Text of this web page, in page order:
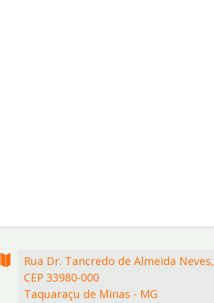
Rua Dr. Tancredo de Almeida Neves,
CEP 33980-000
Taquaraçu de Minas - MG